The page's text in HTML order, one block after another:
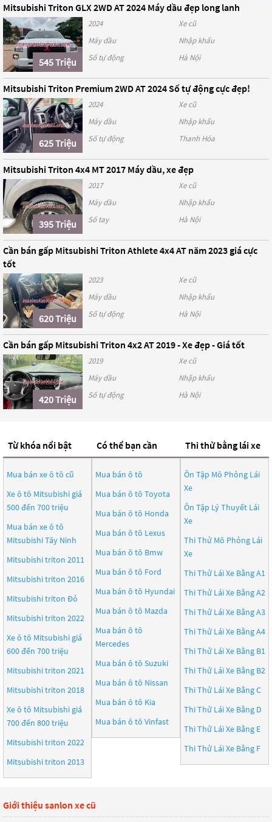
Mitsubishi Triton GLX 2WD AT 2024 Máy dầu đẹp long lanh
545 Triệu
2024
Xe cũ
Máy dầu
Nhập khẩu
Số tự động
Hà Nội
Mitsubishi Triton Premium 2WD AT 2024 Số tự động cực đẹp!
625 Triệu
2024
Xe cũ
Máy dầu
Nhập khẩu
Số tự động
Thanh Hóa
Mitsubishi Triton 4x4 MT 2017 Máy dầu, xe đẹp
395 Triệu
2017
Xe cũ
Máy dầu
Nhập khẩu
Số tay
Hà Nội
Cần bán gấp Mitsubishi Triton Athlete 4x4 AT năm 2023 giá cực
tốt
620 Triệu
2023
Xe cũ
Máy dầu
Nhập khẩu
Số tự động
Hà Nội
Cần bán gấp Mitsubishi Triton 4x2 AT 2019 - Xe đẹp - Giá tốt
420 Triệu
2019
Xe cũ
Máy dầu
Nhập khẩu
Số tự động
Hà Nội
Từ khóa nổi bật
Mua bán xe ô tô cũ
Xe ô tô Mitsubishi giá
500 đến 700 triệu
Mua bán xe ô tô
Mitsubishi Tây Ninh
Mitsubishi triton 2011
Mitsubishi triton 2016
Mitsubishi triton Đỏ
Mitsubishi triton 2022
Xe ô tô Mitsubishi giá
600 đến 700 triệu
Mitsubishi triton 2021
Mitsubishi triton 2018
Xe ô tô Mitsubishi giá
700 đến 800 triệu
Mitsubishi triton 2022
Mitsubishi triton 2013
Có thể bạn cần
Mua bán ô tô
Mua bán ô tô Toyota
Mua bán ô tô Honda
Mua bán ô tô Lexus
Mua bán ô tô Bmw
Mua bán ô tô Ford
Mua bán ô tô Hyundai
Mua bán ô tô Mazda
Mua bán ô tô
Mercedes
Mua bán ô tô Suzuki
Mua bán ô tô Nissan
Mua bán ô tô Kia
Mua bán ô tô Vinfast
Thi thử bằng lái xe
Ôn Tập Mô Phỏng Lái
Xe
Ôn Tập Lý Thuyết Lái
Xe
Thi Thử Mô Phỏng Lái
Xe
Thi Thử Lái Xe Bằng A1
Thi Thử Lái Xe Bằng A2
Thi Thử Lái Xe Bằng A3
Thi Thử Lái Xe Bằng A4
Thi Thử Lái Xe Bằng B1
Thi Thử Lái Xe Bằng B2
Thi Thử Lái Xe Bằng C
Thi Thử Lái Xe Bằng D
Thi Thử Lái Xe Bằng E
Thi Thử Lái Xe Bằng F
Giới thiệu sanlon xe cũ